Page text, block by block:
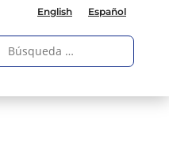
English Español